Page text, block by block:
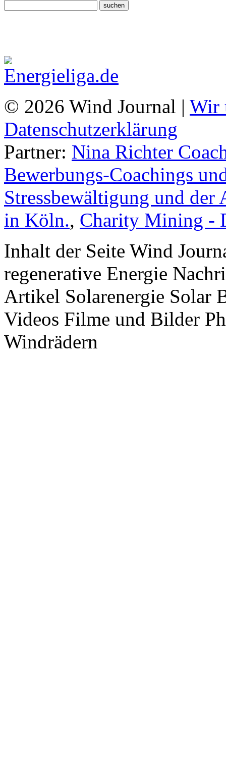
© 2026 Wind Journal | Wir
Datenschutzerklärung
Partner: Nina Richter
Bewerbungs-Coachings
Stressbewältigung und
in Köln., Charity Mining -
Inhalt der Seite Wind
regenerative Energie
Artikel Solarenergie Solar
Videos Filme und Bilder
Windrädern